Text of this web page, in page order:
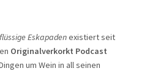
Eskapadenexistiert seit
Originalverkorkt Podcast
um Wein in all seinen